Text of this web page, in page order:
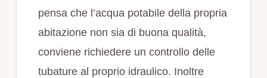
pensa che l’acqua potabile della propria
abitazione non sia di buona qualità,
conviene richiedere un controllo delle
tubature al proprio idraulico. Inoltre